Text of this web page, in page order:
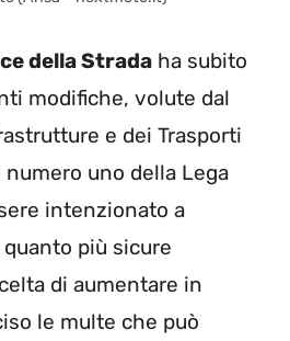
della Strada ha subito
modifiche, volute dal
e dei Trasporti
numero uno della Lega
intenzionato a
più sicure
di aumentare in
le multe che può